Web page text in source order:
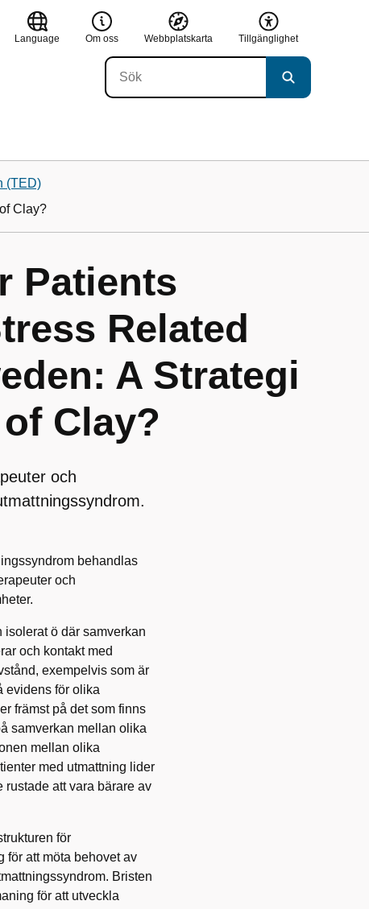
Language Om oss Webbplatskarta Tillgänglighet
(TED)
Clay?
Patients
Related
A Strategi
Clay?
och
behandlas
och
ö där samverkan
och kontakt med
exempelvis som är
evidens för olika
främst på det som finns
samverkan mellan olika
mellan olika
med utmattning lider
rustade att vara bärare av
för
för att möta behovet av
Bristen
för att utveckla